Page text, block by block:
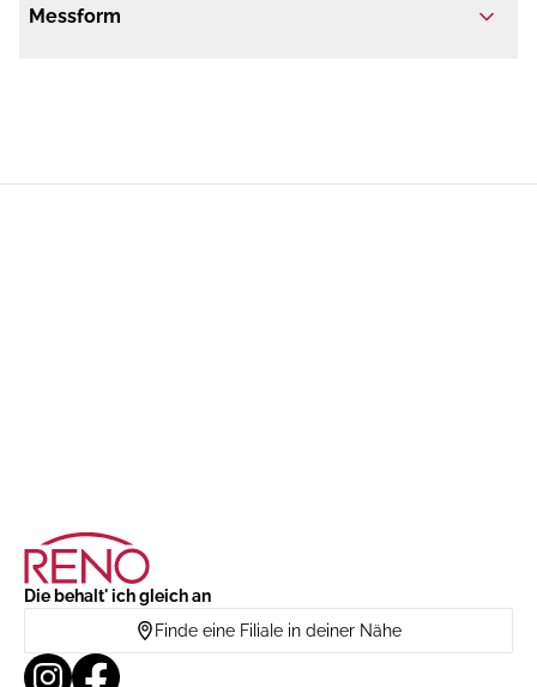
Messform
Die behalt' ich gleich an
Finde eine Filiale in deiner Nähe